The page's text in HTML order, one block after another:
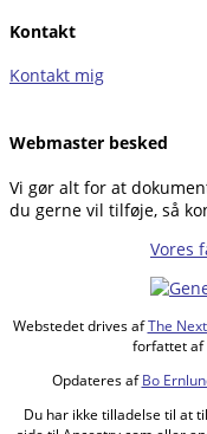
Kontakt
Kontakt mig
Webmaster besked
Vi gør alt for at
du gerne vil tilføje, så
Vores
Webstedet drives afThe
forfattet af
Opdateres afBo
Du har ikke tilladelse til at